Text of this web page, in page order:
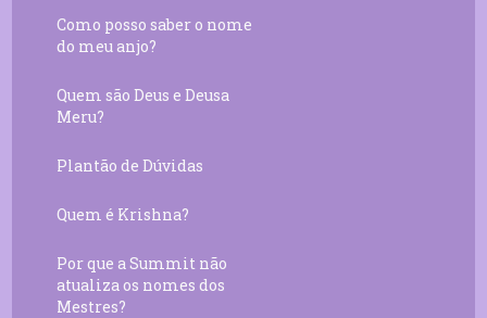
Como posso saber o nome
do meu anjo?
Quem são Deus e Deusa
Meru?
Plantão de Dúvidas
Quem é Krishna?
Por que a Summit não
atualiza os nomes dos
Mestres?